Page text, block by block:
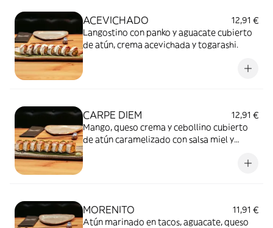
ACEVICHADO
12,91 €
Langostino con panko y aguacate cubierto
de atún, crema acevichada y togarashi.
CARPE DIEM
12,91 €
Mango, queso crema y cebollino cubierto
de atún caramelizado con salsa miel y
MORENITO
11,91 €
Atún marinado en tacos, aguacate, queso